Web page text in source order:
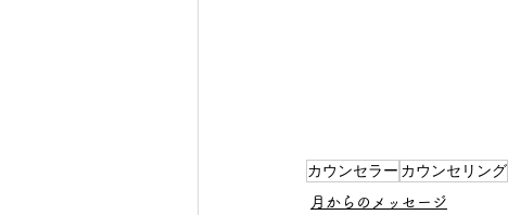
カウンセラー カウンセリング
月からのメッセージ